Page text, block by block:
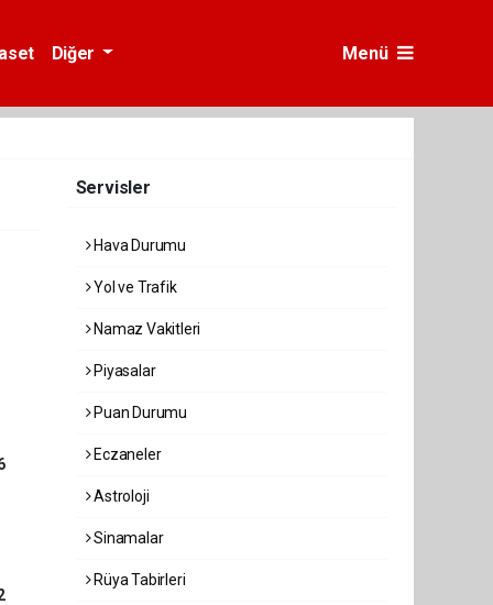
Diğer Menü
Servisler
Hava Durumu
Yol ve Trafik
Namaz Vakitleri
Piyasalar
Puan Durumu
Eczaneler
Astroloji
Sinamalar
Rüya Tabirleri